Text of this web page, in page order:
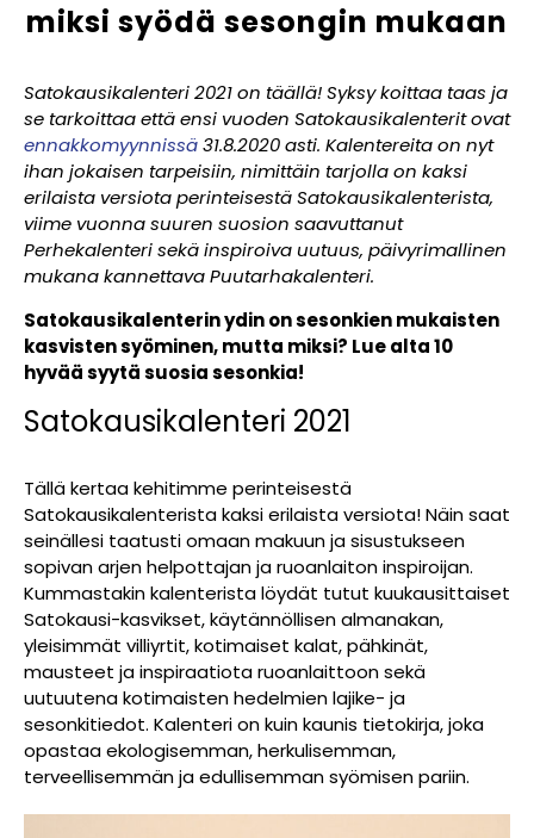
miksi syödä sesongin mukaan
Satokausikalenteri 2021 on täällä!Syksy koittaa taas ja
se tarkoittaa että ensi vuoden Satokausikalenterit ovat
ennakkomyynnissä31.8.2020 asti. Kalentereita on nyt
ihan jokaisen tarpeisiin, nimittäin tarjolla on kaksi
erilaista versiota perinteisestä Satokausikalenterista,
viime vuonna suuren suosion saavuttanut
Perhekalenteri sekä inspiroiva uutuus, päivyrimallinen
mukana kannettava Puutarhakalenteri.
Satokausikalenterin ydin on sesonkien mukaisten
kasvisten syöminen, mutta miksi? Lue alta 10
hyvää syytä suosia sesonkia!
Satokausikalenteri 2021
Tällä kertaa kehitimme perinteisestä
Satokausikalenterista kaksi erilaista versiota! Näin saat
seinällesi taatusti omaan makuun ja sisustukseen
sopivan arjen helpottajan ja ruoanlaiton inspiroijan.
Kummastakin kalenterista löydät tutut kuukausittaiset
Satokausi-kasvikset, käytännöllisen almanakan,
yleisimmät villiyrtit, kotimaiset kalat, pähkinät,
mausteet ja inspiraatiota ruoanlaittoon sekä
uutuutena kotimaisten hedelmien lajike- ja
sesonkitiedot. Kalenteri on kuin kaunis tietokirja, joka
opastaa ekologisemman, herkulisemman,
terveellisemmän ja edullisemman syömisen pariin.